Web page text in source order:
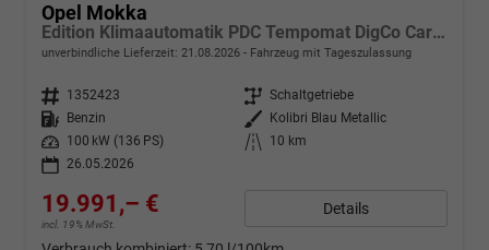
Opel Mokka
Edition Klimaautomatik PDC Tempomat DigCo CarPlay
unverbindliche Lieferzeit: 21.08.2026 Fahrzeug mit Tageszulassung
Fahrzeugnr. 1352423 Getriebe Schaltgetriebe
Kraftstoff
Benzin Außenfarbe
Kolibri Blau Metallic
Leistung
100 kW (136 PS) Kilometerstand
10 km
26.05.2026
19.991,– €
incl. 19% MwSt.
Details